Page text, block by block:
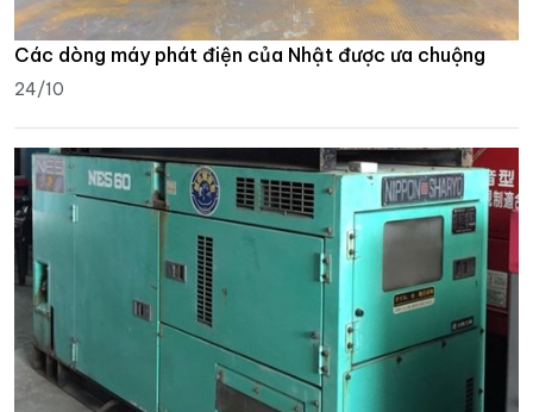
Các dòng máy phát điện của Nhật được ưa chuộng
24/10